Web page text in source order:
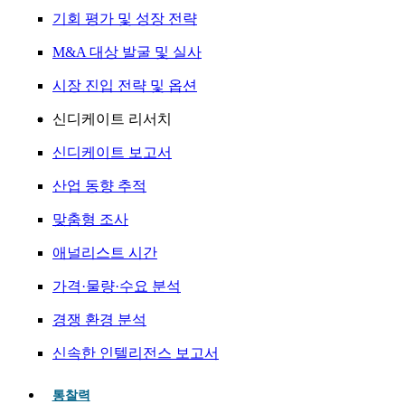
기회 평가 및 성장 전략
M&A 대상 발굴 및 실사
시장 진입 전략 및 옵션
신디케이트 리서치
신디케이트 보고서
산업 동향 추적
맞춤형 조사
애널리스트 시간
가격·물량·수요 분석
경쟁 환경 분석
신속한 인텔리전스 보고서
통찰력